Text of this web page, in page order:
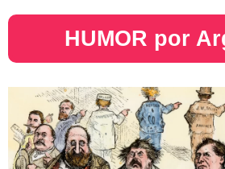
HUMOR por